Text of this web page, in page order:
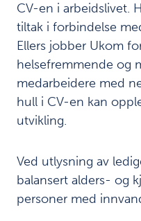
5
Vurdering av
fremtidsutsikter
Årsregnskap
Last
ned
skriv
ut:
Last
CV-en i arbeidslivet.
tiltak i forbindelse
Ellers jobber Ukom
helsefremmende og
medarbeidere med
hull i CV-en kan
utvikling.
Ved utlysning av
balansert alders- og
personer med